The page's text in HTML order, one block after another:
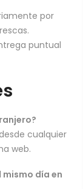
por
puntual
cualquier
web.
día en